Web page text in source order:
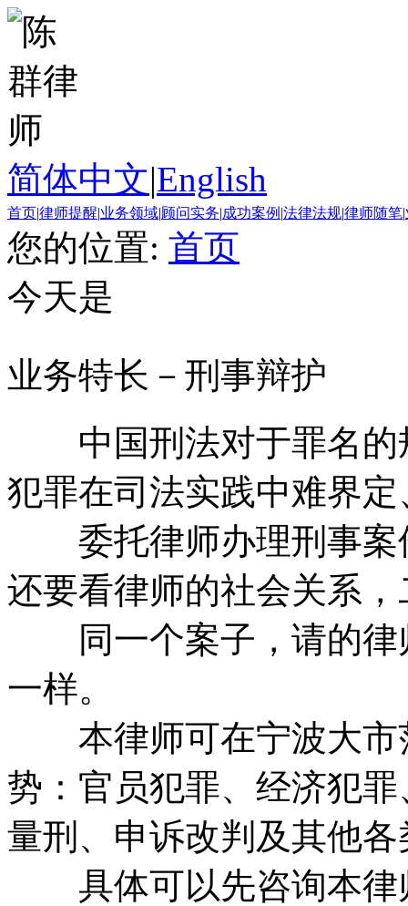
简体中文|English
首页|律师提醒|业务领域|顾问实务|成功案例 |法律法规|律师随笔|
您的位置: 首页
今天是
业务特长－刑事辩护
中国刑法对于罪名的
犯罪在司法实践中难界
委托律师办理刑事案
还要看律师的社会关系
同一个案子，请的律
一样。
本律师可在宁波大市
势：官员犯罪、经济犯
量刑、申诉改判及其他
具体可以先咨询本律